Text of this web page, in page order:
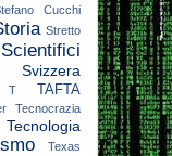
Cucchi
Stretto
Svizzera
T
TAFTA
Tecnocrazia
Tecnologia
Texas